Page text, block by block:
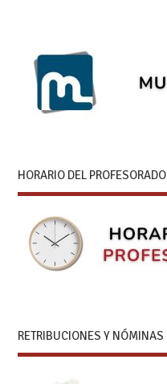
HORARIO DEL PROFESORADO
RETRIBUCIONES Y NÓMINAS